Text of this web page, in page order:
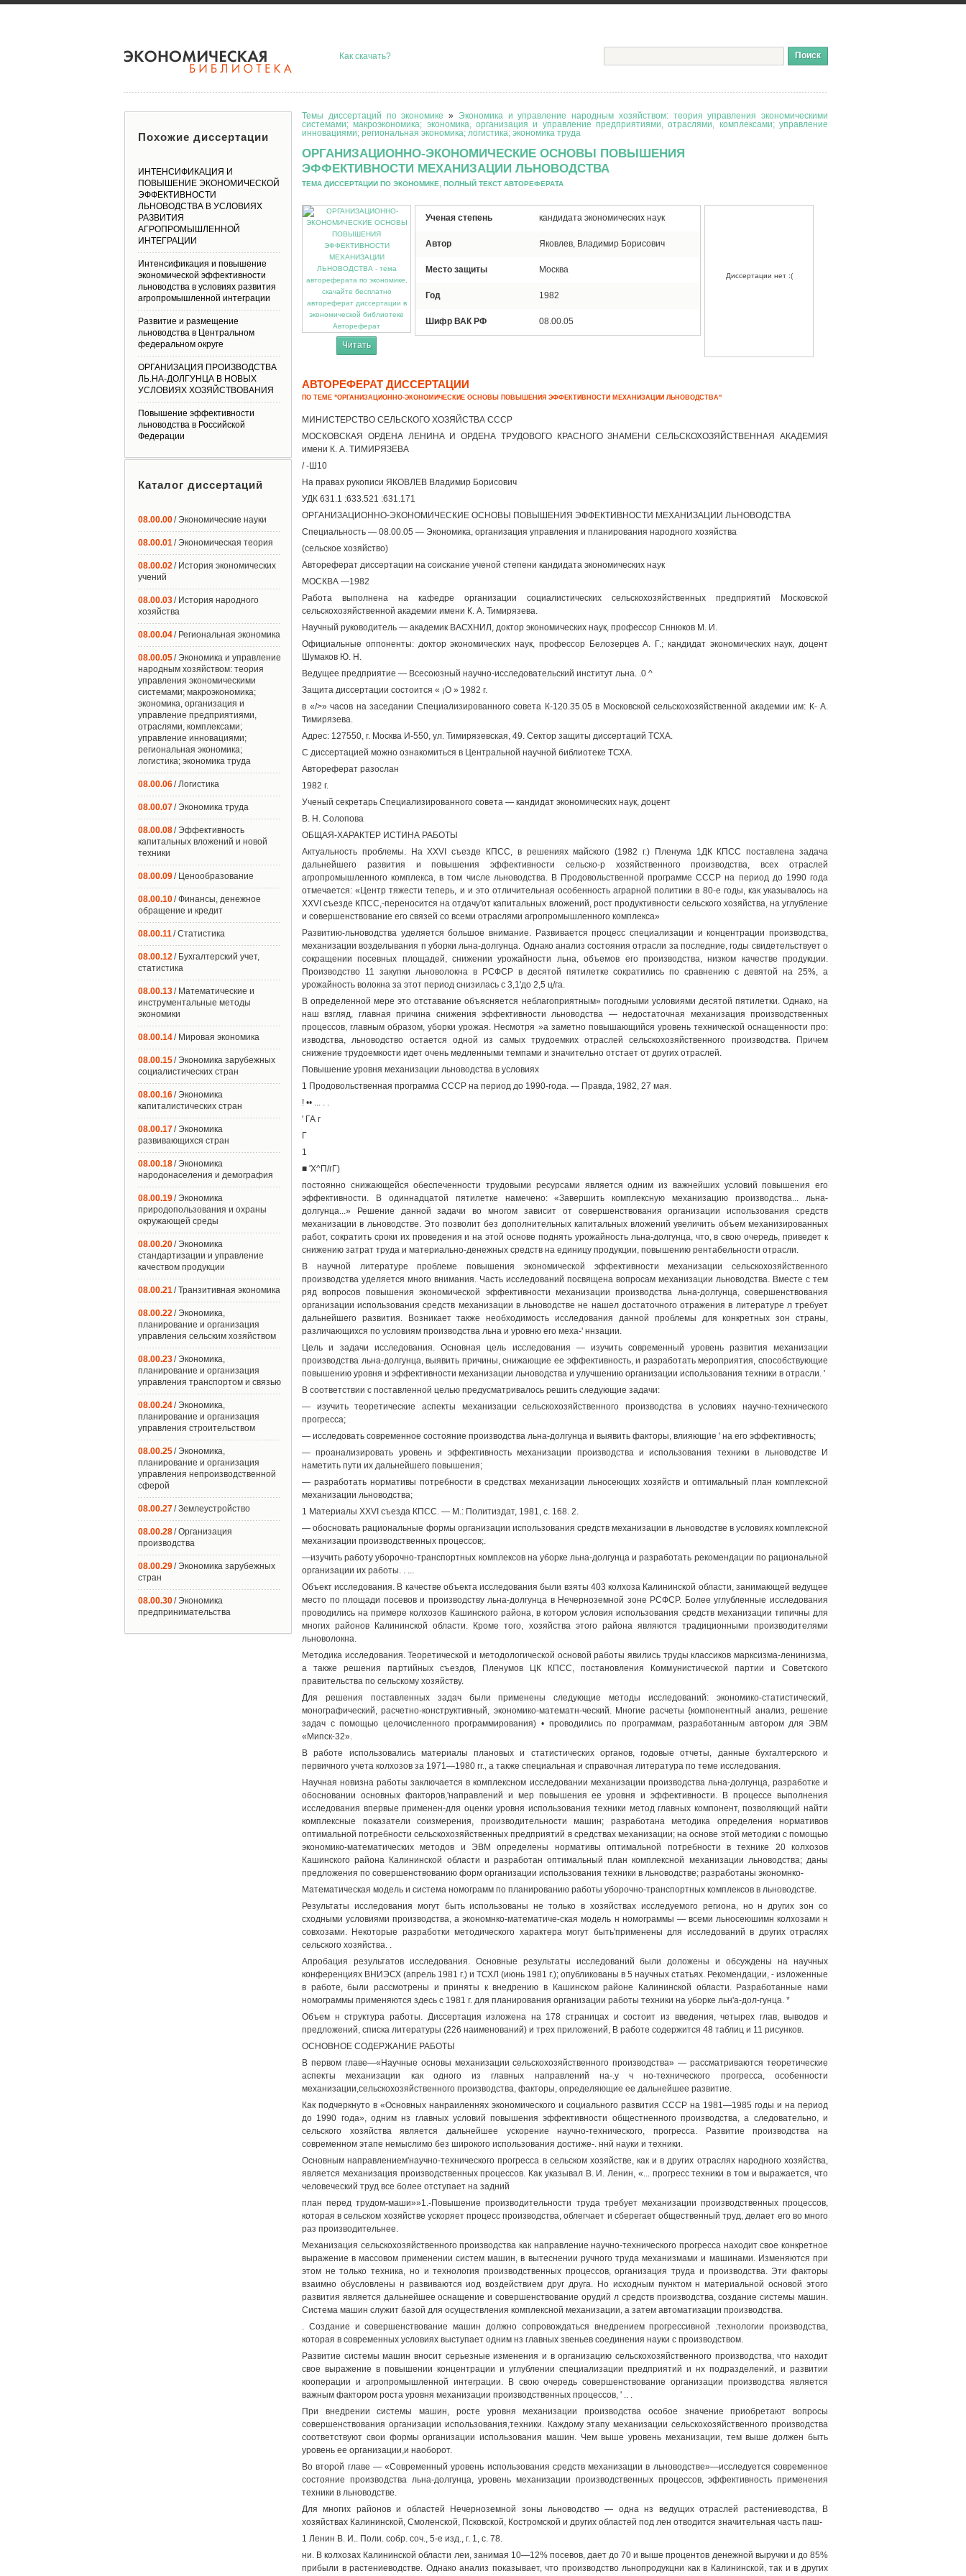
Как скачать?
Темы диссертаций по экономике » Экономика и управление народным хозяйством: теория управления экономическими
системами; макроэкономика; экономика, организация и управление предприятиями, отраслями, комплексами; управление
инновациями; региональная экономика; логистика; экономика труда
ОРГАНИЗАЦИОННО-ЭКОНОМИЧЕСКИЕ ОСНОВЫ ПОВЫШЕНИЯ
ЭФФЕКТИВНОСТИ МЕХАНИЗАЦИИ ЛЬНОВОДСТВА
ТЕМА ДИССЕРТАЦИИ ПО ЭКОНОМИКЕ, ПОЛНЫЙ ТЕКСТ АВТОРЕФЕРАТА
Автореферат
Читать
Ученая степень кандидата экономических наук
Автор Яковлев, Владимир Борисович
Место защиты Москва
Год 1982
Шифр ВАК РФ 08.00.05
Диссертации нет :(
АВТОРЕФЕРАТ ДИССЕРТАЦИИ
ПО ТЕМЕ "ОРГАНИЗАЦИОННО-ЭКОНОМИЧЕСКИЕ ОСНОВЫ ПОВЫШЕНИЯ ЭФФЕКТИВНОСТИ МЕХАНИЗАЦИИ ЛЬНОВОДСТВА"
МИНИСТЕРСТВО СЕЛЬСКОГО ХОЗЯЙСТВА СССР
МОСКОВСКАЯ ОРДЕНА ЛЕНИНА И ОРДЕНА ТРУДОВОГО КРАСНОГО ЗНАМЕНИ СЕЛЬСКОХОЗЯЙСТВЕННАЯ АКАДЕМИЯ
имени К. А. ТИМИРЯЗЕВА
/ -Ш10
На правах рукописи ЯКОВЛЕВ Владимир Борисович
УДК 631.1 :633.521 :631.171
ОРГАНИЗАЦИОННО-ЭКОНОМИЧЕСКИЕ ОСНОВЫ ПОВЫШЕНИЯ ЭФФЕКТИВНОСТИ МЕХАНИЗАЦИИ ЛЬНОВОДСТВА
Специальность — 08.00.05 — Экономика, организация управления и планирования народного хозяйства
(сельское хозяйство)
Автореферат диссертации на соискание ученой степени кандидата экономических наук
МОСКВА —1982
Работа выполнена на кафедре организации социалистических сельскохозяйственных предприятий Московской
сельскохозяйственной академии имени К. А. Тимирязева.
Научный руководитель — академик ВАСХНИЛ, доктор экономических наук, профессор Сннюков М. И.
Официальные оппоненты: доктор экономических наук, профессор Белозерцев А. Г.; кандидат экономических наук, доцент
Шумаков Ю. Н.
Ведущее предприятие — Всесоюзный научно-исследовательский институт льна. .0 ^
Защита диссертации состоится « ¡О » 1982 г.
в «/>» часов на заседании Специализированного совета К-120.35.05 в Московской сельскохозяйственной академии им: К- А.
Тимирязева.
Адрес: 127550, г. Москва И-550, ул. Тимирязевская, 49. Сектор защиты диссертаций ТСХА.
С диссертацией можно ознакомиться в Центральной научной библиотеке ТСХА.
Автореферат разослан
1982 г.
Ученый секретарь Специализированного совета — кандидат экономических наук, доцент
В. Н. Солопова
ОБЩАЯ-ХАРАКТЕР ИСТИНА РАБОТЫ
Актуальность проблемы. На XXVI съезде КПСС, в решениях майского (1982 г.) Пленума 1ДК КПСС поставлена задача
дальнейшего развития и повышения эффективности сельско-р хозяйственного производства, всех отраслей
агропромышленного комплекса, в том числе льноводства. В Продовольственной программе СССР на период до 1990 года
отмечается: «Центр тяжести теперь, и и это отличительная особенность аграрной политики в 80-е годы, как указывалось на
XXVI съезде КПСС,-переносится на отдачу'от капитальных вложений, рост продуктивности сельского хозяйства, на углубление
и совершенствование его связей со всеми отраслями агропромышленного комплекса»
Развитию-льноводства уделяется большое внимание. Развивается процесс специализации и концентрации производства,
механизации возделывания п уборки льна-долгунца. Однако анализ состояния отрасли за последние, годы свидетельствует о
сокращении посевных площадей, снижении урожайности льна, объемов его производства, низком качестве продукции.
Производство 11 закупки льноволокна в РСФСР в десятой пятилетке сократились по сравнению с девятой на 25%, а
урожайность волокна за этот период снизилась с 3,1'до 2,5 ц/га.
В определенной мере это отставание объясняется неблагоприятным» погодными условиями десятой пятилетки. Однако, на
наш взгляд, главная причина снижения эффективности льноводства — недостаточная механизация производственных
процессов, главным образом, уборки урожая. Несмотря »а заметно повышающийся уровень технической оснащенности про:
изводства, льноводство остается одной из самых трудоемких отраслей сельскохозяйственного производства. Причем
снижение трудоемкости идет очень медленными темпами и значительно отстает от других отраслей.
Повышение уровня механизации льноводства в условиях
1 Продовольственная программа СССР на период до 1990-года. — Правда, 1982, 27 мая.
! •• ... . .
' ГА г
Г
1
■ 'Х^П/гГ)
постоянно снижающейся обеспеченности трудовыми ресурсами является одним из важнейших условий повышения его
эффективности. В одиннадцатой пятилетке намечено: «Завершить комплексную механизацию производства... льна-
долгунца...» Решение данной задачи во многом зависит от совершенствования организации использования средств
механизации в льноводстве. Это позволит без дополнительных капитальных вложений увеличить объем механизированных
работ, сократить сроки их проведения и на этой основе поднять урожайность льна-долгунца, что, в свою очередь, приведет к
снижению затрат труда и материально-денежных средств на единицу продукции, повышению рентабельности отрасли.
В научной литературе проблеме повышения экономической эффективности механизации сельскохозяйственного
производства уделяется много внимания. Часть исследований посвящена вопросам механизации льноводства. Вместе с тем
ряд вопросов повышения экономической эффективности механизации производства льна-долгунца, совершенствования
организации использования средств механизации в льноводстве не нашел достаточного отражения в литературе л требует
дальнейшего развития. Возникает также необходимость исследования данной проблемы для конкретных зон страны,
различающихся по условиям производства льна и уровню его меха-' ннзации.
Цель и задачи исследования. Основная цель исследования — изучить современный уровень развития механизации
производства льна-долгунца, выявить причины, снижающие ее эффективность, и разработать мероприятия, способствующие
повышению уровня и эффективности механизации льноводства и улучшению организации использования техники в отрасли. '
В соответствии с поставленной целью предусматривалось решить следующие задачи:
— изучить теоретические аспекты механизации сельскохозяйственного производства в условиях научно-технического
прогресса;
— исследовать современное состояние производства льна-долгунца и выявить факторы, влияющие ' на его эффективность;
— проанализировать уровень и эффективность механизации производства и использования техники в льноводстве И
наметить пути их дальнейшего повышения;
— разработать нормативы потребности в средствах механизации льносеющих хозяйств и оптимальный план комплексной
механизации льноводства;
1 Материалы XXVI съезда КПСС. — М.: Политиздат, 1981, с. 168. 2.
— обосновать рациональные формы организации использования средств механизации в льноводстве в условиях комплексной
механизации производственных процессов;.
—изучить работу уборочно-транспортных комплексов на уборке льна-долгунца и разработать рекомендации по рациональной
организации их работы. . ...
Объект исследования. В качестве объекта исследования были взяты 403 колхоза Калининской области, занимающей ведущее
место по площади посевов и производству льна-долгунца в Нечерноземной зоне РСФСР. Более углубленные исследования
проводились на примере колхозов Кашинского района, в котором условия использования средств механизации типичны для
многих районов Калининской области. Кроме того, хозяйства этого района являются традиционными производителями
льноволокна.
Методика исследования. Теоретической и методологической основой работы явились труды классиков марксизма-ленинизма,
а также решения партийных съездов, Пленумов ЦК КПСС, постановления Коммунистической партии и Советского
правительства по сельскому хозяйству.
Для решения поставленных задач были применены следующие методы исследований: экономико-статистический,
монографический, расчетно-конструктивный, экономико-математн-ческий. Многие расчеты {компонентный анализ, решение
задач с помощью целочисленного программирования) • проводились по программам, разработанным автором для ЭВМ
«Мипск-32».
В работе использовались материалы плановых и статистических органов, годовые отчеты, данные бухгалтерского и
первичного учета колхозов за 1971—1980 гг., а также специальная и справочная литература по теме исследования.
Научная новизна работы заключается в комплексном исследовании механизации производства льна-долгунца, разработке и
обосновании основных факторов,'направлений и мер повышения ее уровня и эффективности. В процессе выполнения
исследования впервые применен-для оценки уровня использования техники метод главных компонент, позволяющий найти
комплексные показатели соизмерения, производительности машин; разработана методика определения нормативов
оптимальной потребности сельскохозяйственных предприятий в средствах механизации; на основе этой методики с помощью
экономико-математических методов и ЭВМ определены нормативы оптимальной потребности в технике 20 колхозов
Кашинского района Калининской области и разработан оптимальный план комплексной механизации льноводства; даны
предложения по совершенствованию форм организации использования техники в льноводстве; разработаны экономнко-
Математическая модель и система номограмм по планированию работы уборочно-транспортных комплексов в льноводстве.
Результаты исследования могут быть использованы не только в хозяйствах исследуемого региона, но н других зон со
сходными условиями производства, а экономнко-математиче-ская модель н номограммы — всеми льносеюшимн колхозами н
совхозами. Некоторые разработки методического характера могут быть'применены для исследований в других отраслях
сельского хозяйства. .
Апробация результатов исследования. Основные результаты исследований были доложены и обсуждены на научных
конференциях ВНИЭСХ (апрель 1981 г.) и ТСХЛ (июнь 1981 г.); опубликованы в 5 научных статьях. Рекомендации, - изложенные
в работе, были рассмотрены и приняты к внедрению в Кашинском районе Калининской области. Разработанные нами
номограммы применяются здесь с 1981 г. для планирования организации работы техники на уборке льн'а-дол-гунца. *
Объем н структура работы. Диссертация изложена на 178 страницах и состоит из введения, четырех глав, выводов и
предложений, списка литературы (226 наименований) и трех приложений, В работе содержится 48 таблиц и 11 рисунков.
ОСНОВНОЕ СОДЕРЖАНИЕ РАБОТЫ
В первом главе—«Научные основы механизации сельскохозяйственного производства» — рассматриваются теоретические
аспекты механизации как одного из главных направлений на-.у ч но-технического прогресса, особенности
механизации,сельскохозяйственного производства, факторы, определяющие ее дальнейшее развитие.
Как подчеркнуто в «Основных нанраиленнях экономического и социального развития СССР на 1981—1985 годы и на период
до 1990 года», одним нз главных условий повышения эффективности общестненного производства, а следовательно, и
сельского хозяйства является дальнейшее ускорение научно-технического, прогресса. Развитие производства на
современном этапе немыслимо без широкого использования достиже-. ннй науки и техники.
Основным направлением'научно-технического прогресса в сельском хозяйстве, как и в других отраслях народного хозяйства,
является механизация производственных процессов. Как указывал В. И. Ленин, «... прогресс техники в том и выражается, что
человеческий труд все более отступает на задний
план перед трудом-маши»»1.-Повышение производительности труда требует механизации производственных процессов,
которая в сельском хозяйстве ускоряет процесс производства, облегчает и сберегает общественный труд, делает его во много
раз производительнее.
Механизация сельскохозяйственного производства как направление научно-технического прогресса находит свое конкретное
выражение в массовом применении систем машин, в вытеснении ручного труда механизмами и машинами. Изменяются при
этом не только техника, но и технология производственных процессов, организация труда и производства. Эти факторы
взаимно обусловлены н развиваются иод воздействием друг друга. Но исходным пунктом н материальной основой этого
развития является дальнейшее оснащение и совершенствование орудий л средств производства, создание системы машин.
Система машин служит базой для осуществления комплексной механизации, а затем автоматизации производства.
. Создание и совершенствование машин должно сопровождаться внедрением прогрессивной .технологии производства,
которая в современных условиях выступает одним нз главных звеньев соединения науки с производством.
Развитие системы машин вносит серьезные изменения и в организацию сельскохозяйственного производства, что находит
свое выражение в повышении концентрации и углублении специализации предприятий и нх подразделений, и развитии
кооперации и агропромышленной интеграции. В свою очередь совершенствование организации производства является
важным фактором роста уровня механизации производственных процессов, ' .. .
При внедрении системы машин, росте уровня механизации производства особое значение приобретают вопросы
совершенствования организации использования,техники. Каждому этапу механизации сельскохозяйственного производства
соответствуют свои формы организации использования машин. Чем выше уровень механизации, тем выше должен быть
уровень ее организации,и наоборот.
Во второй главе — «Современный уровень использования средств механизации в льноводстве»—исследуется современное
состояние производства льна-долгунца, уровень механизации производственных процессов, эффективность применения
техники в льноводстве.
Для многих районов и областей Нечерноземной зоны льноводство — одна нз ведущих отраслей растениеводства, В
хозяйствах Калининской, Смоленской, Псковской, Костромской и других областей под лен отводится значительная часть паш-
1 Ленин В. И.. Поли. собр. соч., 5-е изд., г. 1, с. 78.
ни. В колхозах Калининской области леи, занимая 10—12% посевов, дает до 70 и выше процентов денежной выручки и до 85%
прибыли в растениеводстве. Однако анализ показывает, что производство льнопродукцни как в Калининской, так и в других
Похожие диссертации
ИНТЕНСИФИКАЦИЯ И
ПОВЫШЕНИЕ ЭКОНОМИЧЕСКОЙ
ЭФФЕКТИВНОСТИ
ЛЬНОВОДСТВА В УСЛОВИЯХ
РАЗВИТИЯ
АГРОПРОМЫШЛЕННОЙ
ИНТЕГРАЦИИ
Интенсификация и повышение
экономической эффективности
льноводства в условиях развития
агропромышленной интеграции
Развитие и размещение
льноводства в Центральном
федеральном округе
ОРГАНИЗАЦИЯ ПРОИЗВОДСТВА
ЛЬ.НА-ДОЛГУНЦА В НОВЫХ
УСЛОВИЯХ ХОЗЯЙСТВОВАНИЯ
Повышение эффективности
льноводства в Российской
Федерации
Каталог диссертаций
08.00.00/ Экономические науки
08.00.01/ Экономическая теория
08.00.02/ История экономических
учений
08.00.03/ История народного
хозяйства
08.00.04/ Региональная экономика
08.00.05/ Экономика и управление
народным хозяйством: теория
управления экономическими
системами; макроэкономика;
экономика, организация и
управление предприятиями,
отраслями, комплексами;
управление инновациями;
региональная экономика;
логистика; экономика труда
08.00.06/ Логистика
08.00.07/ Экономика труда
08.00.08/ Эффективность
капитальных вложений и новой
техники
08.00.09/ Ценообразование
08.00.10/ Финансы, денежное
обращение и кредит
08.00.11/ Статистика
08.00.12/ Бухгалтерский учет,
статистика
08.00.13/ Математические и
инструментальные методы
экономики
08.00.14/ Мировая экономика
08.00.15/ Экономика зарубежных
социалистических стран
08.00.16/ Экономика
капиталистических стран
08.00.17/ Экономика
развивающихся стран
08.00.18/ Экономика
народонаселения и демография
08.00.19/ Экономика
природопользования и охраны
окружающей среды
08.00.20/ Экономика
стандартизации и управление
качеством продукции
08.00.21/ Транзитивная экономика
08.00.22/ Экономика,
планирование и организация
управления сельским хозяйством
08.00.23/ Экономика,
планирование и организация
управления транспортом и связью
08.00.24/ Экономика,
планирование и организация
управления строительством
08.00.25/ Экономика,
планирование и организация
управления непроизводственной
сферой
08.00.27/ Землеустройство
08.00.28/ Организация
производства
08.00.29/ Экономика зарубежных
стран
08.00.30/ Экономика
предпринимательства